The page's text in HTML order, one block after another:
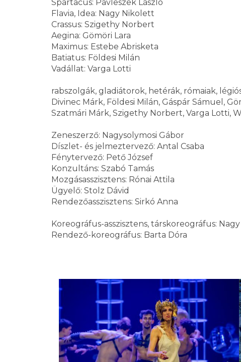
Spartacus: Pavleszek László
Flavia, Idea: Nagy Nikolett
Crassus: Szigethy Norbert
Aegina: Gömöri Lara
Maximus: Estebe Abrisketa
Batiatus: Földesi Milán
Vadállat: Varga Lotti
rabszolgák, gladiátorok, hetérák, rómaiak,
Divinec Márk, Földesi Milán, Gáspár Sámuel,
Szatmári Márk, Szigethy Norbert, Varga Lotti,
Zeneszerző: Nagysolymosi Gábor
Díszlet- és jelmeztervező: Antal Csaba
Fénytervező: Pető József
Konzultáns: Szabó Tamás
Mozgásasszisztens: Rónai Attila
Ügyelő: Stolz Dávid
Rendezőasszisztens: Sirkó Anna
Koreográfus-asszisztens, társkoreográfus:
Rendező-koreográfus: Barta Dóra